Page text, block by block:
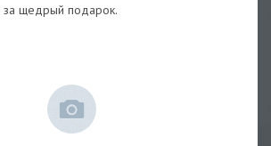
щедрый подарок.